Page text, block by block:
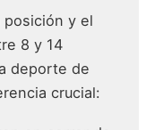
y el
8 y 14
deporte de
crucial: